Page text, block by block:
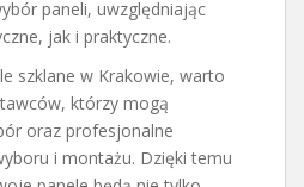
paneli, uwzględniając
jak i praktyczne.
szklane w Krakowie, warto
którzy mogą
oraz profesjonalne
i montażu. Dzięki temu